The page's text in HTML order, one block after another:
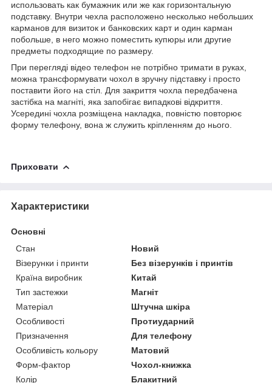
использовать как бумажник или же как горизонтальную
подставку. Внутри чехла расположено несколько небольших
карманов для визиток и банковских карт и один карман
побольше, в него можно поместить купюры или другие
предметы подходящие по размеру.
При перегляді відео телефон не потрібно тримати в руках,
можна трансформувати чохол в зручну підставку і просто
поставити його на стіл. Для закриття чохла передбачена
застібка на магніті, яка запобігає випадкові відкриття.
Усередині чохла розміщена накладка, повністю повторює
форму телефону, вона ж служить кріпленням до нього.
Приховати
Характеристики
Основні
Стан
Новий
Візерунки і принти
Без візерунків і принтів
Країна виробник
Китай
Тип застежки
Магніт
Матеріал
Штучна шкіра
Особливості
Протиударний
Призначення
Для телефону
Особливість кольору
Матовий
Форм-фактор
Чохол-книжка
Колір
Блакитний